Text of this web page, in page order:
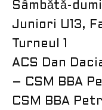
Sâmbătă-
Juniori U13,
Turneul 1
ACS Dan
– CSM BBA
CSM BBA